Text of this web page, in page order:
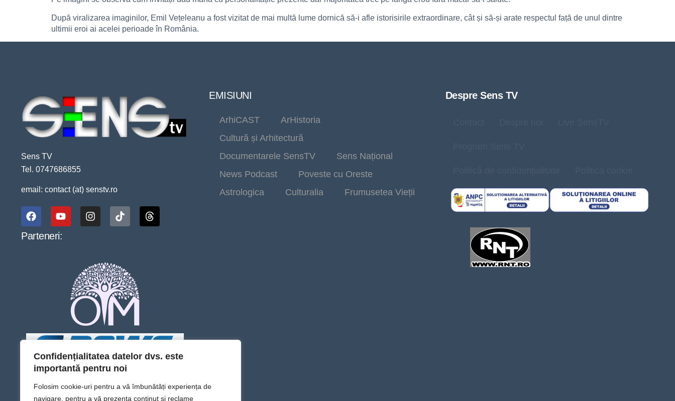
Confidențialitatea datelor dvs. este
importantă pentru noi
Folosim cookie-uri pentru a vă îmbunătăți experiența de
navigare, pentru a vă prezenta conținut și reclame
După viralizarea imaginilor, Emil Vețeleanu a fost vizitat de mai multă lume dornică să-i afle istorisirile extraordinare, cât și să-și arate respectul față de unul dintre
ultimii eroi ai acelei perioade în România.
Sens TV
Tel. 0747686855
email: contact (at) senstv.ro
Parteneri:
EMISIUNI
ArhiCAST
ArHistoria
Cultură și Arhitectură
Documentarele SensTV
Sens Național
News Podcast
Poveste cu Oreste
Astrologica
Culturalia Frumusetea Vieții
Despre Sens TV